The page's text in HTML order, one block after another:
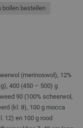
bollen bestellen
(merinoswol), 12%
400 (450 – 500) g
90 (100% scheerwol,
(kl. 8), 100 g mocca
12) en 100 g rood